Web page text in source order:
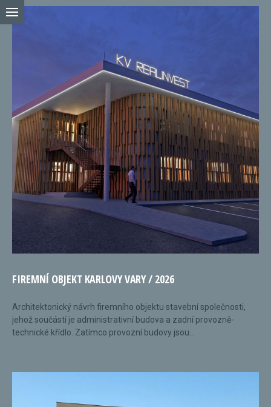
FIREMNÍ OBJEKT KARLOVY VARY / 2026
Architektonický návrh firemního objektu stavební společnosti,
jehož součástí je administrativní budova a zadní provozně-
technické křídlo. Zatímco provozní budovy jsou...